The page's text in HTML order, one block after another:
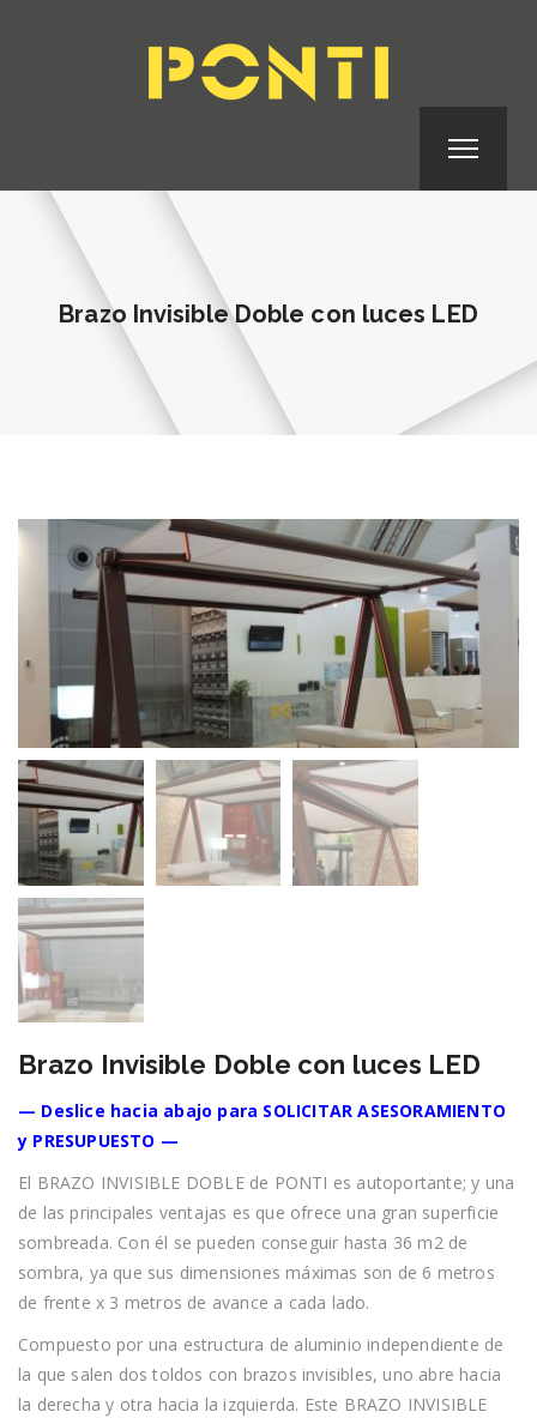
Brazo Invisible Doble con luces LED
Brazo Invisible Doble con luces LED
— Deslice hacia abajo para SOLICITAR ASESORAMIENTO
y PRESUPUESTO —
El BRAZO INVISIBLE DOBLE de PONTI es autoportante; y una
de las principales ventajas es que ofrece una gran superficie
sombreada. Con él se pueden conseguir hasta 36 m2 de
sombra, ya que sus dimensiones máximas son de 6 metros
de frente x 3 metros de avance a cada lado.
Compuesto por una estructura de aluminio independiente de
la que salen dos toldos con brazos invisibles, uno abre hacia
la derecha y otra hacia la izquierda. Este BRAZO INVISIBLE